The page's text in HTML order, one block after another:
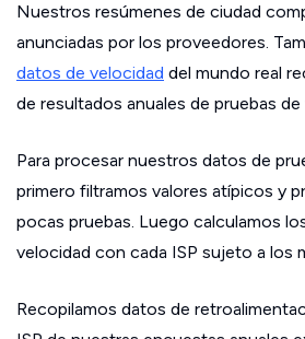
Nuestros resúmenes de ciudad
anunciadas por los proveedores.
datos de velocidad del mundo real
de resultados anuales de pruebas de
Para procesar nuestros datos de
primero filtramos valores atípicos y
pocas pruebas. Luego calculamos
velocidad con cada ISP sujeto a los
Recopilamos datos de